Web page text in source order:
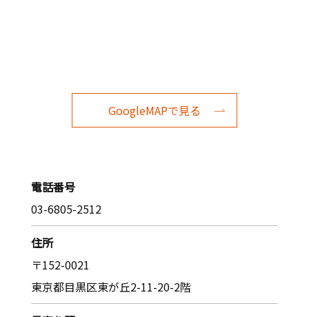
GoogleMAPで見る
電話番号
03-6805-2512
住所
〒152-0021
東京都目黒区東が丘2-11-20-2階